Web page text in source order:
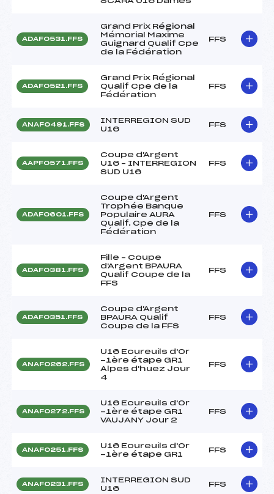
ADAF0531.FFS
Grand Prix Régional
Mémorial Maxime
Guignard Qualif Cpe
de la Fédération
FFS
ADAF0521.FFS
Grand Prix Régional
Qualif Cpe de la
Fédération
FFS
ANAF0491.FFS
INTERREGION SUD
U16
FFS
AAPF0571.FFS
Coupe d'Argent
U16 – INTERREGION
SUD U16
FFS
ADAF0601.FFS
Coupe d'Argent
Trophée Banque
Populaire AURA
Qualif. Cpe de la
Fédération
FFS
ADAF0381.FFS
Fille – Coupe
d'Argent BPAURA
Qualif Coupe de la
FFS
FFS
ADAF0351.FFS
Coupe d'Argent
BPAURA Qualif
Coupe de la FFS
FFS
ANAF0262.FFS
U16 Ecureuils d'Or
-1ère étape GR1
Alpes d'huez Jour
4
FFS
ANAF0272.FFS
U16 Ecureuils d'Or
-1ère étape GR1
VAUJANY Jour 2
FFS
ANAF0251.FFS
U16 Ecureuils d'Or
-1ère étape GR1
FFS
ANAF0231.FFS
INTERREGION SUD
U16
FFS